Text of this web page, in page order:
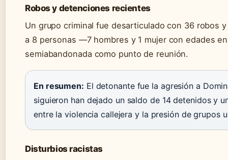
Robos y detenciones recientes
Un grupo criminal fue desarticulado con 36 robos
a 8 personas —7 hombres y 1 mujer con edades
semiabandonada como punto de reunión.
En resumen: El detonante fue la agresión a
siguieron han dejado un saldo de 14 detenidos y
entre la violencia callejera y la presión de grupos
Disturbios racistas